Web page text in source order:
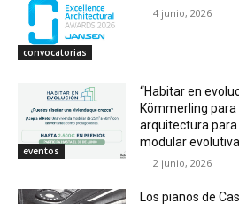
convocatorias
4 junio, 2026
eventos
“Habitar en
Kömmerling
arquitectura
modular evolutiva
2 junio, 2026
Los pianos de